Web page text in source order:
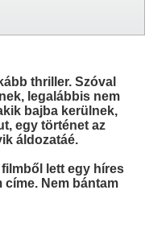
thriller. Szóval
legalábbis nem
bajba kerülnek,
egy történet az
áldozatáé.
filmből lett egy híres
címe. Nem bántam